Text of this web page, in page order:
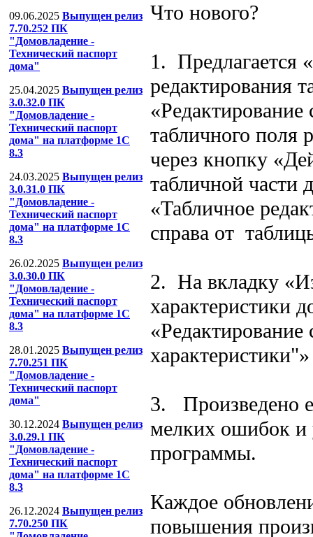
09.06.2025 Выпущен релиз
7.70.252 ПК
"Домовладение -
Технический паспорт
дома"
25.04.2025 Выпущен релиз
3.0.32.0 ПК
"Домовладение -
Технический паспорт
дома" на платформе 1С
8.3
24.03.2025 Выпущен релиз
3.0.31.0 ПК
"Домовладение -
Технический паспорт
дома" на платформе 1С
8.3
26.02.2025 Выпущен релиз
3.0.30.0 ПК
"Домовладение -
Технический паспорт
дома" на платформе 1С
8.3
28.01.2025 Выпущен релиз
7.70.251 ПК
"Домовладение -
Технический паспорт
дома"
30.12.2024 Выпущен релиз
3.0.29.1 ПК
"Домовладение -
Технический паспорт
дома" на платформе 1С
8.3
26.12.2024 Выпущен релиз
7.70.250 ПК
Что нового?
1. Предлагается
редактирования
табличного поля
через кнопку
табличной части
«Табличное
справа от
2. На вкладку
характеристики
характеристики"»
3. Произведено
мелких ошибок и
программы.
Каждое
повышения